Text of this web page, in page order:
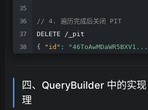
// 4. 遍历完成后关闭
PIT
DELETE
/_pit
{
"id" :
四、QueryBuilder 中的实
理